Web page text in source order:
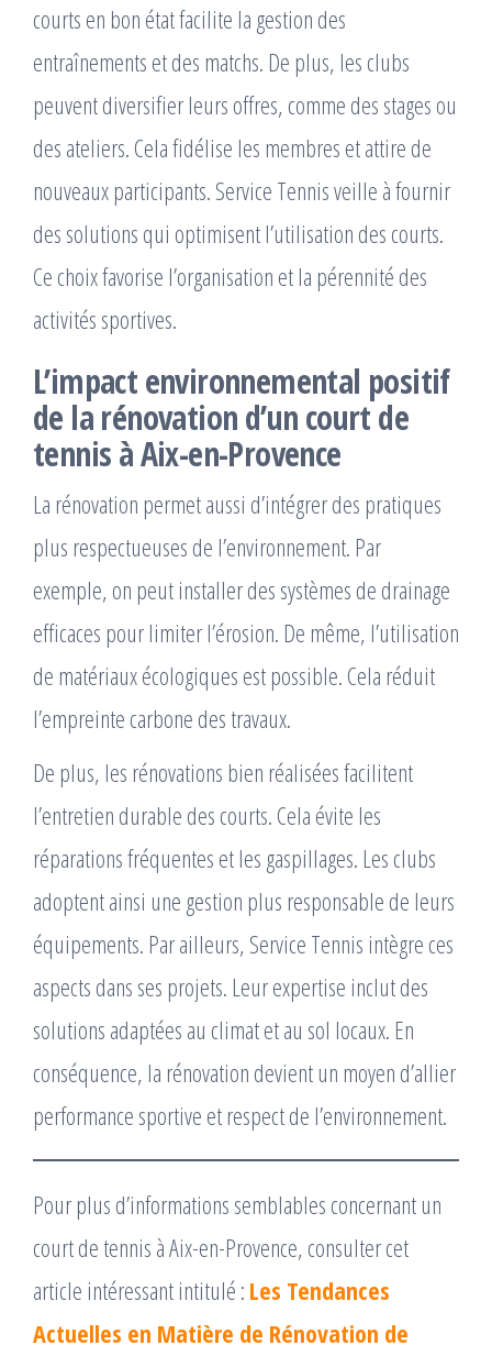
courts en bon état facilite la gestion des
entraînements et des matchs. De plus, les clubs
peuvent diversifier leurs offres, comme des stages ou
des ateliers. Cela fidélise les membres et attire de
nouveaux participants. Service Tennis veille à fournir
des solutions qui optimisent l’utilisation des courts.
Ce choix favorise l’organisation et la pérennité des
activités sportives.
L’impact environnemental positif
de la rénovation d’un court de
tennis à Aix-en-Provence
La rénovation permet aussi d’intégrer des pratiques
plus respectueuses de l’environnement. Par
exemple, on peut installer des systèmes de drainage
efficaces pour limiter l’érosion. De même, l’utilisation
de matériaux écologiques est possible. Cela réduit
l’empreinte carbone des travaux.
De plus, les rénovations bien réalisées facilitent
l’entretien durable des courts. Cela évite les
réparations fréquentes et les gaspillages. Les clubs
adoptent ainsi une gestion plus responsable de leurs
équipements. Par ailleurs, Service Tennis intègre ces
aspects dans ses projets. Leur expertise inclut des
solutions adaptées au climat et au sol locaux. En
conséquence, la rénovation devient un moyen d’allier
performance sportive et respect de l’environnement.
Pour plus d’informations semblables concernant un
court de tennis à Aix-en-Provence, consulter cet
article intéressant intitulé : Les Tendances
Actuelles en Matière de Rénovation de